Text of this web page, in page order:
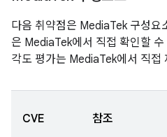
다음 취약점은 MediaTek 구성요
은 MediaTek에서 직접 확인할
각도 평가는 MediaTek에서 직접
CVE 참조